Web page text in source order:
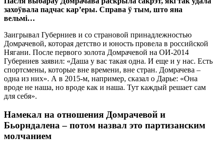
захоўвала падчас кар’еры. Справа ў тым, што яна
вельмі…
Заигрывал Губерниев и со страновой принадлежностью
Домрачевой, которая детство и юность провела в российской
Нягани. После первого золота Домрачевой на ОИ-2014
Губерниев заявил: «Даша у вас такая одна. И еще и у нас. Есть
спортсмены, которые вне времени, вне стран. Домрачева –
одна из них». А в 2015-м, например, сказал о Дарье: «Она
вроде не наша, но вроде как и наша. Тут каждый решает сам
для себя».
Намекал на отношения Домрачевой и
Бьорндалена – потом назвал это партизанским
молчанием